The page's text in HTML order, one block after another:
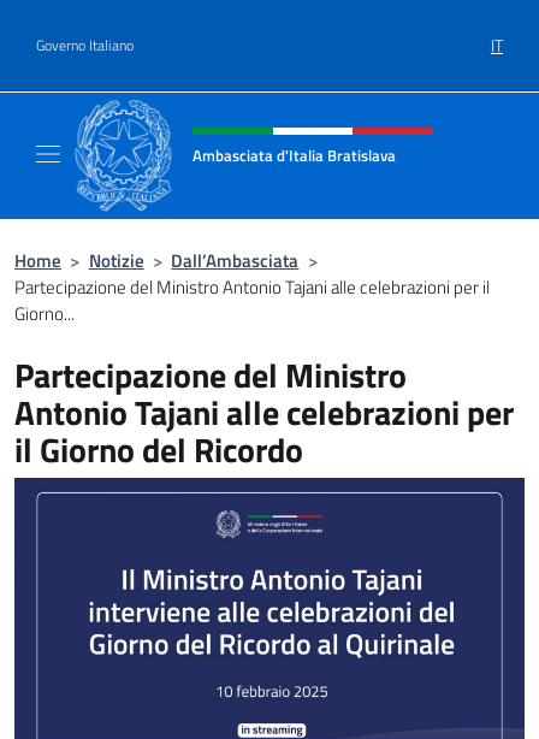
Governo Italiano IT
Intestazione sito, social e menù
Ambasciata d'Italia Bratislava
Home > Notizie > Dall’Ambasciata >
Partecipazione del Ministro Antonio Tajani alle celebrazioni per il
Giorno...
Partecipazione del Ministro
Antonio Tajani alle celebrazioni per
il Giorno del Ricordo